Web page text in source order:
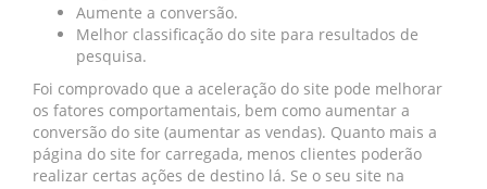
Aumente a conversão.
Melhor classificação do site para resultados de
pesquisa.
Foi comprovado que a aceleração do site pode melhorar
os fatores comportamentais, bem como aumentar a
conversão do site (aumentar as vendas). Quanto mais a
página do site for carregada, menos clientes poderão
realizar certas ações de destino lá. Se o seu site na